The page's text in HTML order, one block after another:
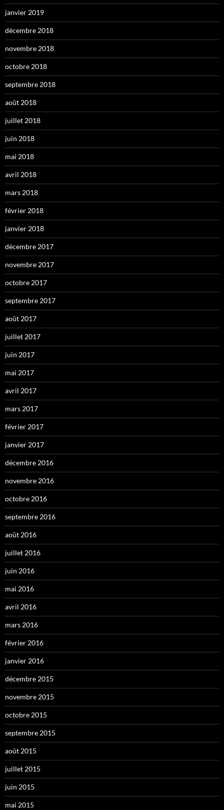
janvier 2019
décembre 2018
novembre 2018
octobre 2018
septembre 2018
août 2018
juillet 2018
juin 2018
mai 2018
avril 2018
mars 2018
février 2018
janvier 2018
décembre 2017
novembre 2017
octobre 2017
septembre 2017
août 2017
juillet 2017
juin 2017
mai 2017
avril 2017
mars 2017
février 2017
janvier 2017
décembre 2016
novembre 2016
octobre 2016
septembre 2016
août 2016
juillet 2016
juin 2016
mai 2016
avril 2016
mars 2016
février 2016
janvier 2016
décembre 2015
novembre 2015
octobre 2015
septembre 2015
août 2015
juillet 2015
juin 2015
mai 2015